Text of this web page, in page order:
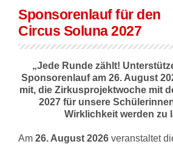
Sponsorenlauf für den
Circus Soluna 2027
„Jede Runde zählt!
Sponsorenlauf am 26. August
mit, die Zirkusprojektwoche mit
2027 für unsere
Wirklichkeit werden zu
Am 26. August 2026 veranstaltet